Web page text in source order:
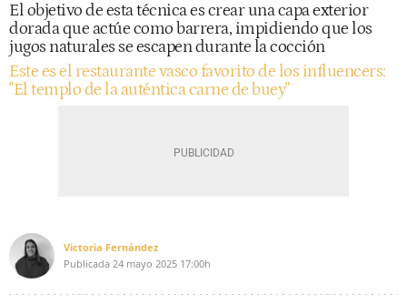
El objetivo de esta técnica es crear una capa exterior
dorada que actúe como barrera, impidiendo que los
jugos naturales se escapen durante la cocción
Este es el restaurante vasco favorito de los influencers:
"El templo de la auténtica carne de buey"
Victoria Fernández
Publicada 24 mayo 2025 17:00h